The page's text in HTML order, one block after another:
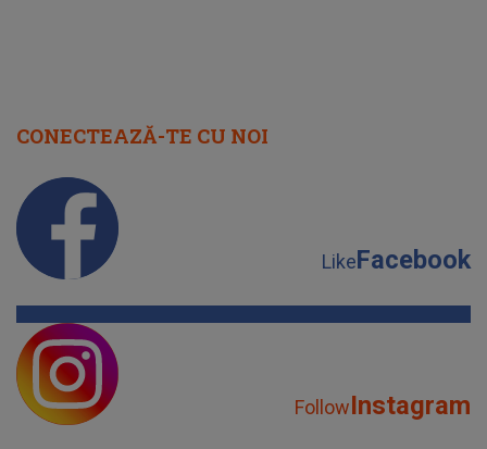
CONECTEAZĂ-TE CU NOI
LikeFacebook
FollowInstagram